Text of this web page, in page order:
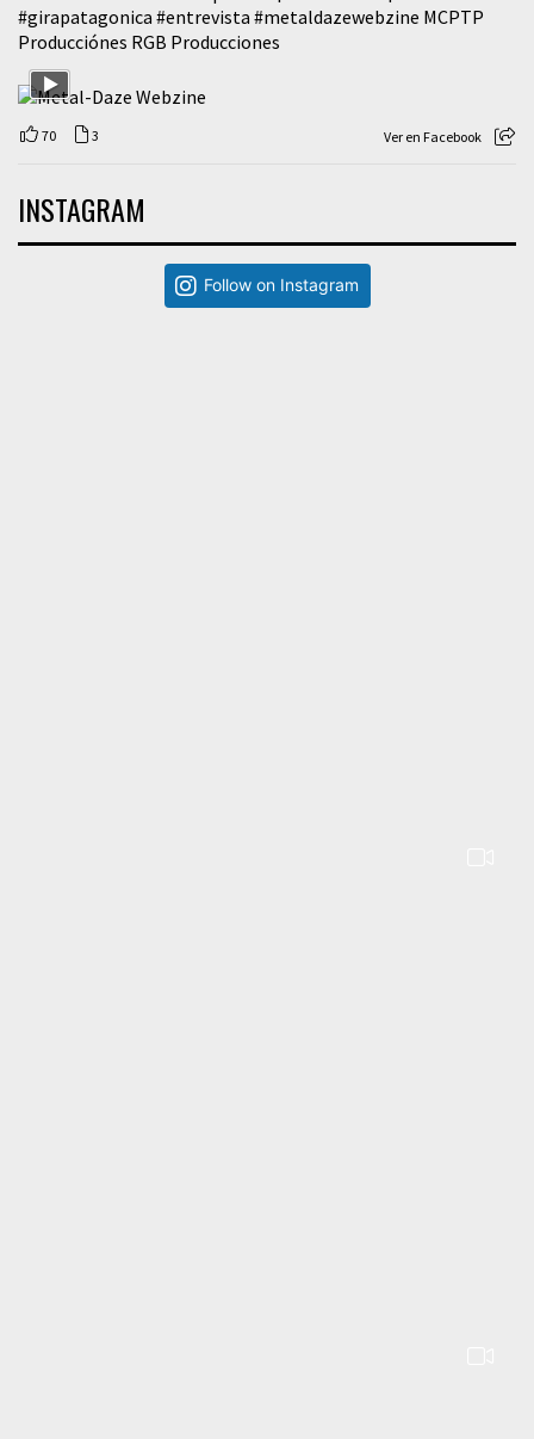
#girapatagonica #entrevista #metaldazewebzine MCPTP
Producciónes RGB Producciones
70 3 Ver en Facebook
INSTAGRAM
Follow on Instagram